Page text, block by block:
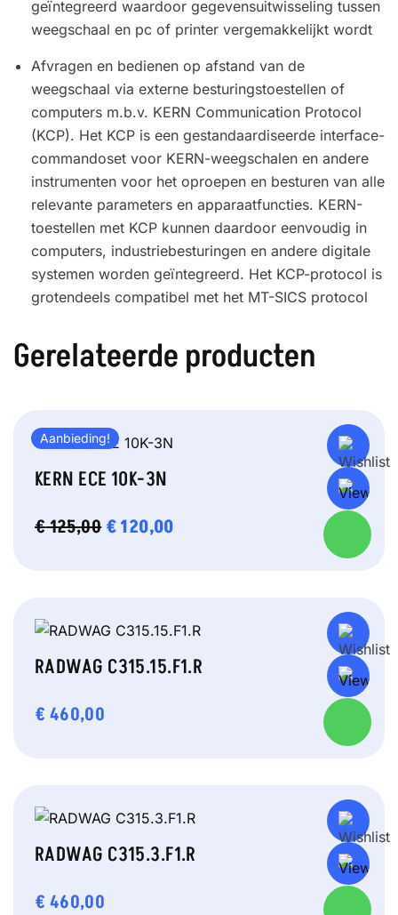
geïntegreerd waardoor gegevensuitwisseling tussen
weegschaal en pc of printer vergemakkelijkt wordt
Afvragen en bedienen op afstand van de
weegschaal via externe besturingstoestellen of
computers m.b.v. KERN Communication Protocol
(KCP). Het KCP is een gestandaardiseerde interface-
commandoset voor KERN-weegschalen en andere
instrumenten voor het oproepen en besturen van alle
relevante parameters en apparaatfuncties. KERN-
toestellen met KCP kunnen daardoor eenvoudig in
computers, industriebesturingen en andere digitale
systemen worden geïntegreerd. Het KCP-protocol is
grotendeels compatibel met het MT-SICS protocol
Gerelateerde producten
Aanbieding!
KERN ECE 10K-3N
€125,00 OORSPRONKELIJKE
€120,00HUIDIGE
RADWAG C315.15.F1.R
€ 460,00
RADWAG C315.3.F1.R
€ 460,00